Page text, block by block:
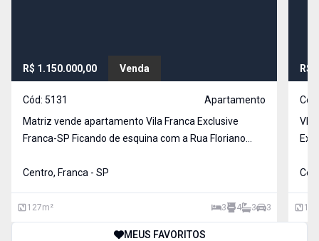
R$ 1.150.000,00 Venda
Cód: 5131
Apartamento
Matriz vende apartamento Vila Franca Exclusive
Franca-SP Ficando de esquina com a Rua Floriano
Tomaz Gonzaga com um fluxo menor e por isso o
ideal para quem g
Centro, Franca - SP
127m² 3 4 3 3
R$
em
107
MEUS FAVORITOS